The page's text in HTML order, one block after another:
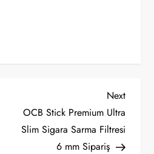
Next
Post
Next
OCB Stick Premium Ultra
Slim Sigara Sarma Filtresi
6 mm Sipariş